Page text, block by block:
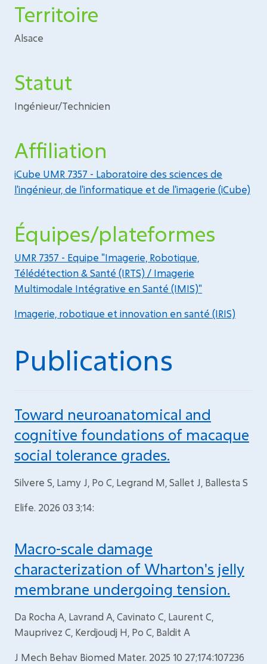
Territoire
Alsace
Statut
Ingénieur/Technicien
Affiliation
iCube UMR 7357 - Laboratoire des sciences de
l'ingénieur, de l'informatique et de l'imagerie (iCube)
Équipes/plateformes
UMR 7357 - Equipe "Imagerie, Robotique,
Télédétection & Santé (IRTS) / Imagerie
Multimodale Intégrative en Santé (IMIS)"
Imagerie, robotique et innovation en santé (IRIS)
Publications
Toward neuroanatomical and
cognitive foundations of macaque
social tolerance grades.
Silvere S, Lamy J, Po C, Legrand M, Sallet J, Ballesta S
Elife. 2026 03 3;14:
Macro-scale damage
characterization of Wharton's jelly
membrane undergoing tension.
Da Rocha A, Lavrand A, Cavinato C, Laurent C,
Mauprivez C, Kerdjoudj H, Po C, Baldit A
J Mech Behav Biomed Mater. 2025 10 27;174:107236